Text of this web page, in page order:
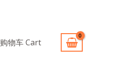
购物车 Cart